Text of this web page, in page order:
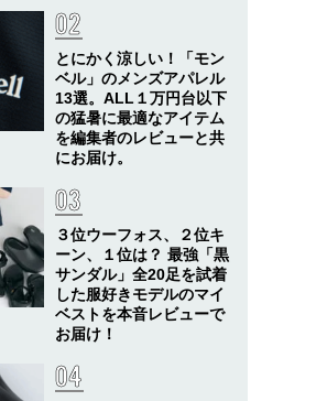
とにかく涼しい！「モン
ベル」のメンズアパレル
13選。ALL１万円台以下
の猛暑に最適なアイテム
を編集者のレビューと共
にお届け。
３位ウーフォス、２位キ
ーン、１位は？ 最強「黒
サンダル」全20足を試着
した服好きモデルのマイ
ベストを本音レビューで
お届け！